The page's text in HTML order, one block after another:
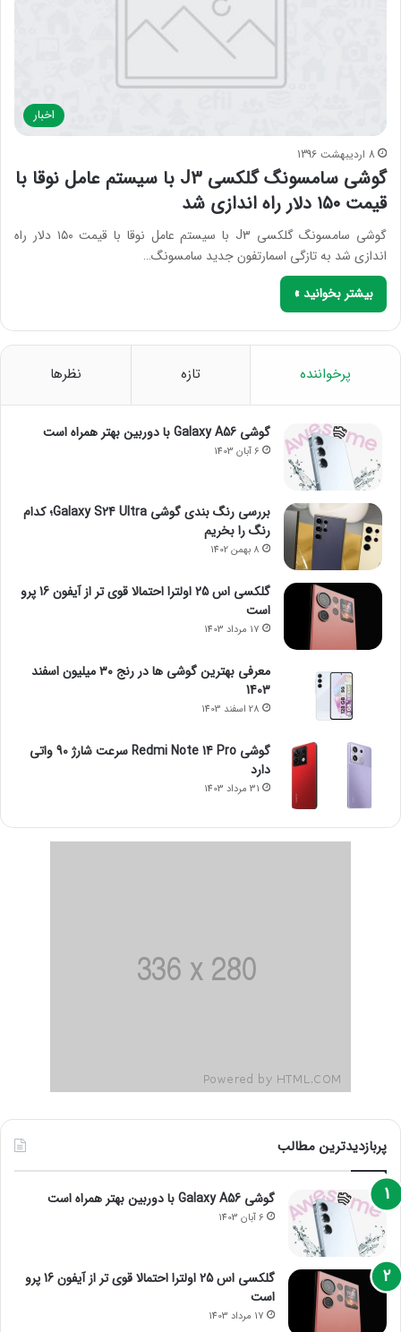
اخبار
8 اردیبهشت 1396
گوشی سامسونگ گلکسی J3 با سیستم عامل نوقا با
قیمت ۱۵۰ دلار راه اندازی شد
گوشی سامسونگ گلکسی J3 با سیستم عامل نوقا با قیمت ۱۵۰ دلار راه
اندازی شد به تازگی اسمارتفون جدید سامسونگ…
بیشتر بخوانید »
پرخواننده تازه نظرها
گوشی Galaxy A56 با دوربین بهتر همراه است
6 آبان 1403
بررسی رنگ بندی گوشی Galaxy S24 Ultra؛ کدام
رنگ را بخریم
8 بهمن 1402
گلکسی اس 25 اولترا احتمالا قوی تر از آیفون 16 پرو
است
17 مرداد 1403
معرفی بهترین گوشی ها در رنج ۳۰ میلیون اسفند
1403
28 اسفند 1403
گوشی Redmi Note 14 Pro سرعت شارژ 90 واتی
دارد
31 مرداد 1403
پربازدیدترین مطالب
گوشی Galaxy A56 با دوربین بهتر همراه است
6 آبان 1403
گلکسی اس 25 اولترا احتمالا قوی تر از آیفون 16 پرو
است
17 مرداد 1403